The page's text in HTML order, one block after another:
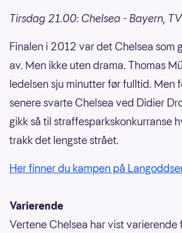
Tirsdag 21.00: Chelsea - Bayern,
Finalen i 2012 var det Chelsea som
av. Men ikke uten drama. Thomas
ledelsen sju minutter før fulltid. Men
senere svarte Chelsea ved Didier
gikk så til straffesparkskonkurranse
trakk det lengste strået.
Her finner du kampen på
Varierende
Vertene Chelsea har vist varierende